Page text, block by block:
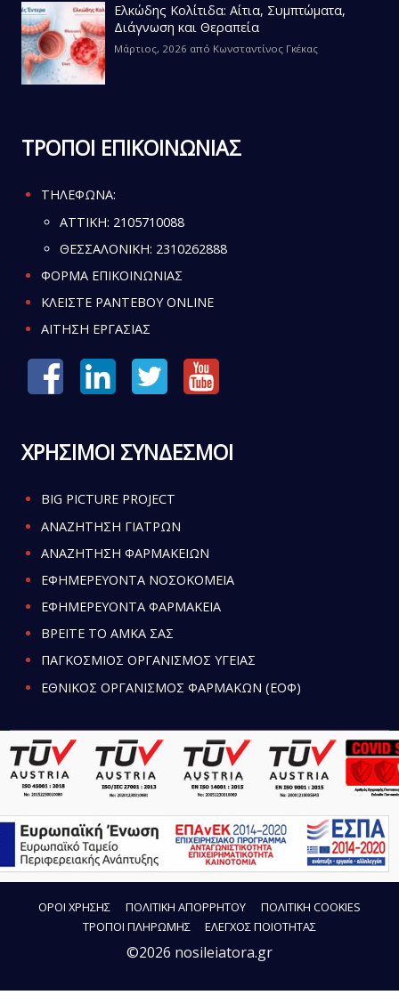
Ελκώδης Κολίτιδα: Αίτια, Συμπτώματα,
Διάγνωση και Θεραπεία
Μάρτιος, 2026 από Κωνσταντίνος Γκέκας
ΤΡΟΠΟΙ ΕΠΙΚΟΙΝΩΝΙΑΣ
ΤΗΛΕΦΩΝΑ:
ATTIKH: 2105710088
ΘΕΣΣΑΛΟΝΙΚΗ: 2310262888
ΦΟΡΜΑ ΕΠΙΚΟΙΝΩΝΙΑΣ
ΚΛΕΙΣΤΕ ΡΑΝΤΕΒΟΥ ONLINE
ΑΙΤΗΣΗ ΕΡΓΑΣΙΑΣ
ΧΡΗΣΙΜΟΙ ΣΥΝΔΕΣΜΟΙ
BIG PICTURE PROJECT
ΑΝΑΖΗΤΗΣΗ ΓΙΑΤΡΩΝ
ΑΝΑΖΗΤΗΣΗ ΦΑΡΜΑΚΕΙΩΝ
ΕΦΗΜΕΡΕΥΟΝΤΑ ΝΟΣΟΚΟΜΕΙΑ
ΕΦΗΜΕΡΕΥΟΝΤΑ ΦΑΡΜΑΚΕΙΑ
ΒΡΕΙΤΕ ΤΟ ΑΜΚΑ ΣΑΣ
ΠΑΓΚΟΣΜΙΟΣ ΟΡΓΑΝΙΣΜΟΣ ΥΓΕΙΑΣ
ΕΘΝΙΚΟΣ ΟΡΓΑΝΙΣΜΟΣ ΦΑΡΜΑΚΩΝ (ΕΟΦ)
ΟΡΟΙ ΧΡΗΣΗΣ ΠΟΛΙΤΙΚΗ ΑΠΟΡΡΗΤΟΥ
ΠΟΛΙΤΙΚΗ COOKIES
ΤΡΟΠΟΙ ΠΛΗΡΩΜΗΣ
ΕΛΕΓΧΟΣ ΠΟΙΟΤΗΤΑΣ
©2026 nosileiatora.gr